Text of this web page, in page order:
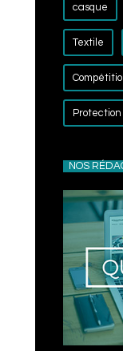
casque
Textile
Protection
NOS